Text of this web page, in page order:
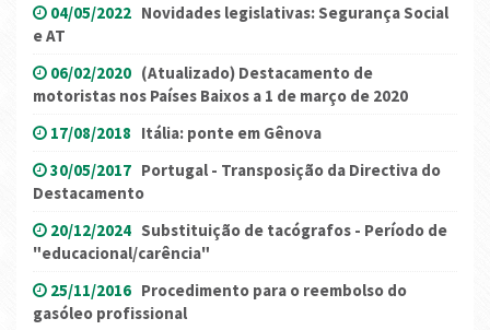
04/05/2022 Novidades legislativas: Segurança Social
e AT
06/02/2020 (Atualizado) Destacamento de
motoristas nos Países Baixos a 1 de março de 2020
17/08/2018 Itália: ponte em Gênova
30/05/2017 Portugal - Transposição da Directiva do
Destacamento
20/12/2024 Substituição de tacógrafos - Período de
"educacional/carência"
25/11/2016 Procedimento para o reembolso do
gasóleo profissional